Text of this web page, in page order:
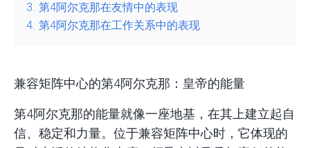
3. 第4阿尔克那在友情中的表现
4. 第4阿尔克那在工作关系中的表现
兼容矩阵中心的第4阿尔克那：皇帝的能量
第4阿尔克那的能量就像一座地基，在其上建立起自
信、稳定和力量。位于兼容矩阵中心时，它体现的